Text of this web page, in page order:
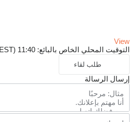
View
التوقيت المحلي الخاص بالبائع: 11:40 (CEST)
طلب لقاء
إرسال الرسالة